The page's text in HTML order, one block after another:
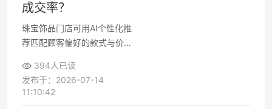
成交率？
珠宝饰品门店可用AI个性化推
荐匹配顾客偏好的款式与价
和成交率，同时改善服务体验
并沉淀后续运营数据。
394人已读
发布于：2026-07-14
11:10:42